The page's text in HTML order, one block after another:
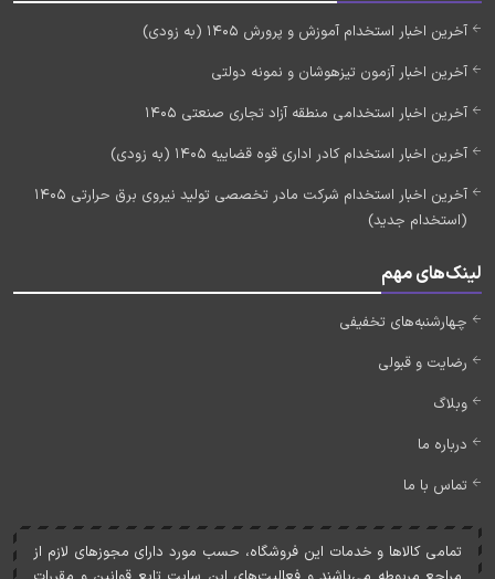
آخرین اخبار استخدام آموزش و پرورش 1405 (به زودی)
آخرین اخبار آزمون تیزهوشان و نمونه دولتی
آخرین اخبار استخدامی منطقه آزاد تجاری صنعتی 1405
آخرین اخبار استخدام کادر اداری قوه قضاییه 1405 (به زودی)
آخرین اخبار استخدام شرکت مادر تخصصی تولید نیروی برق حرارتی 1405
(استخدام جدید)
لینک‌های مهم
چهارشنبه‌های تخفیفی
رضایت و قبولی
وبلاگ
درباره ما
تماس با ما
تمامی کالاها و خدمات اين فروشگاه، حسب مورد دارای مجوزهای لازم از